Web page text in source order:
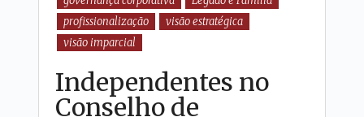
profissionalização
visão estratégica
visão imparcial
Independentes no
Conselho de